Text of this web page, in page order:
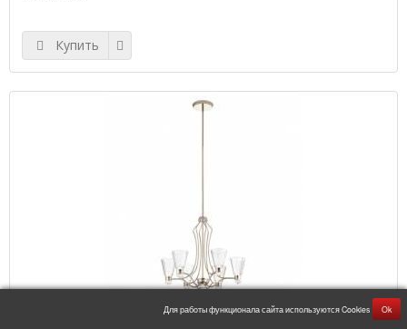
Купить
KAYVA Kichler QN-KAYVA13-PNДля работы функционала сайта используются Cookies Ok